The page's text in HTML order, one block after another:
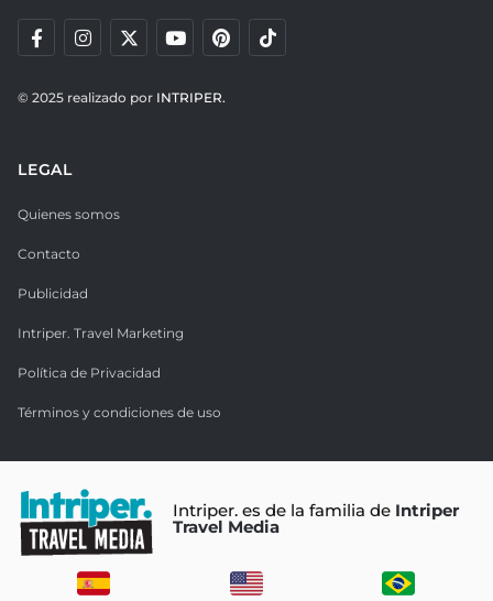
© 2025 realizado por INTRIPER.
LEGAL
Quienes somos
Contacto
Publicidad
Intriper. Travel Marketing
Política de Privacidad
Términos y condiciones de uso
Intriper. es de la familia de Intriper
Travel Media